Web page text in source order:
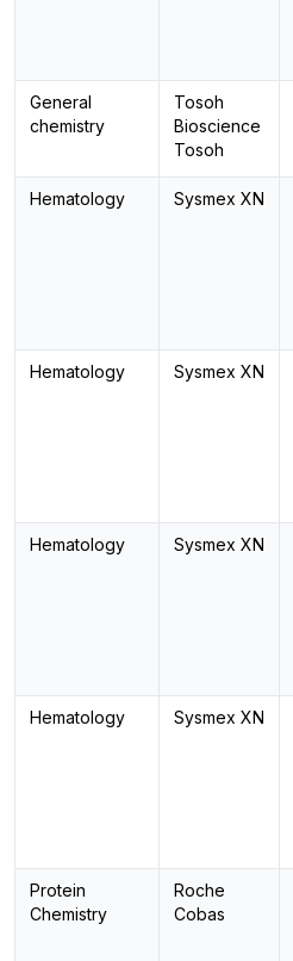
General
chemistry
Tosoh
Bioscience
Tosoh
Hematology Sysmex XN
Hematology Sysmex XN
Hematology Sysmex XN
Hematology Sysmex XN
Protein
Chemistry
Roche
Cobas